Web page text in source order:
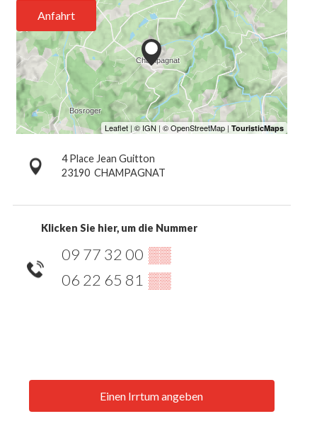
Anfahrt
4 Place Jean Guitton
23190 CHAMPAGNAT
Klicken Sie hier, um die Nummer
09 77 32 00 ▒▒
06 22 65 81 ▒▒
Einen Irrtum angeben